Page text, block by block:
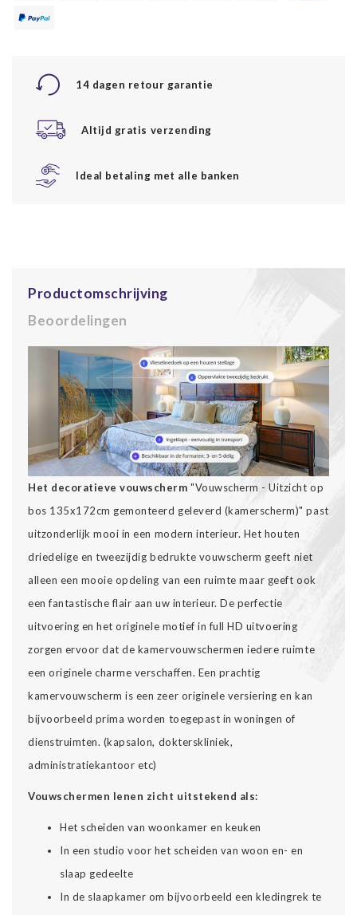
14 dagen retour garantie
Altijd gratis verzending
Ideal betaling met alle banken
Productomschrijving
Beoordelingen
Het decoratieve vouwscherm "Vouwscherm - Uitzicht op
bos 135x172cm gemonteerd geleverd (kamerscherm)" past
uitzonderlijk mooi in een modern interieur. Het houten
driedelige en tweezijdig bedrukte vouwscherm geeft niet
alleen een mooie opdeling van een ruimte maar geeft ook
een fantastische flair aan uw interieur. De perfectie
uitvoering en het originele motief in full HD uitvoering
zorgen ervoor dat de kamervouwschermen iedere ruimte
een originele charme verschaffen. Een prachtig
kamervouwscherm is een zeer originele versiering en kan
bijvoorbeeld prima worden toegepast in woningen of
dienstruimten. (kapsalon, dokterskliniek,
administratiekantoor etc)
Vouwschermen lenen zicht uitstekend als:
Het scheiden van woonkamer en keuken
In een studio voor het scheiden van woon en- en
slaap gedeelte
In de slaapkamer om bijvoorbeeld een kledingrek te